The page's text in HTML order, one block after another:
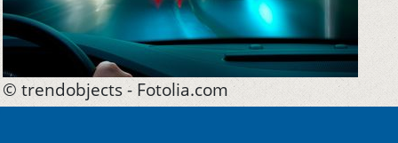
© trendobjects - Fotolia.com